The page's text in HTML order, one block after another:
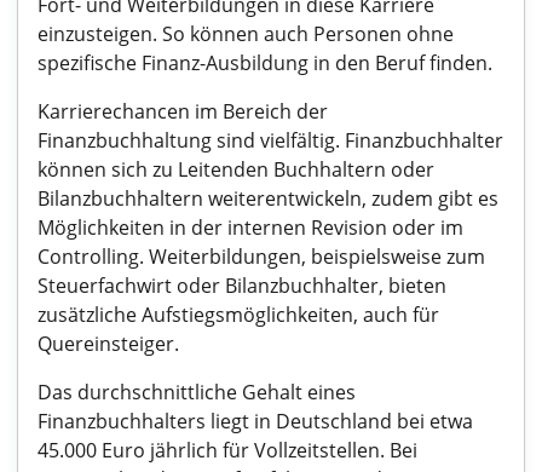
einzusteigen. So können auch Personen ohne
spezifische Finanz-Ausbildung in den Beruf finden.
Karrierechancen im Bereich der
Finanzbuchhaltung sind vielfältig. Finanzbuchhalter
können sich zu Leitenden Buchhaltern oder
Bilanzbuchhaltern weiterentwickeln, zudem gibt es
Möglichkeiten in der internen Revision oder im
Controlling. Weiterbildungen, beispielsweise zum
Steuerfachwirt oder Bilanzbuchhalter, bieten
zusätzliche Aufstiegsmöglichkeiten, auch für
Quereinsteiger.
Das durchschnittliche Gehalt eines
Finanzbuchhalters liegt in Deutschland bei etwa
45.000 Euro jährlich für Vollzeitstellen. Bei